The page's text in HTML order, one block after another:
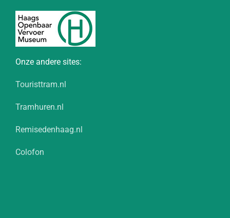
Onze andere sites:
Touristtram.nl
Tramhuren.nl
Remisedenhaag.nl
Colofon